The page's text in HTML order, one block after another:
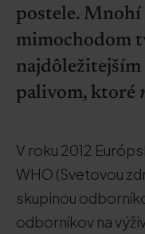
postele.
mimochodom
palivom, ktoré
V roku 2012
WHO (Svetovou
skupinou
odborníkov na